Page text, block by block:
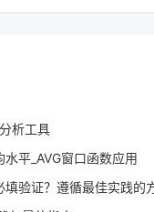
析工具
平_AVG窗口函数应用
证？遵循最佳实践的方法有